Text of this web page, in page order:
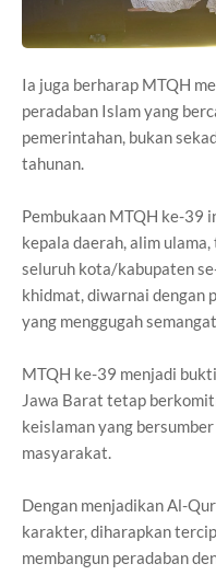
Ia juga berharap MTQH
peradaban Islam yang
pemerintahan, bukan
tahunan.
Pembukaan MTQH ke-39
kepala daerah, alim
seluruh kota/kabupaten
khidmat, diwarnai dengan
yang menggugah
MTQH ke-39 menjadi
Jawa Barat tetap
keislaman yang
masyarakat.
Dengan menjadikan Al-
karakter, diharapkan
membangun peradaban